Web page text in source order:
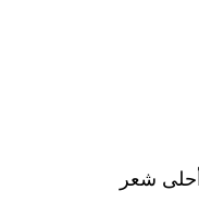
شعر